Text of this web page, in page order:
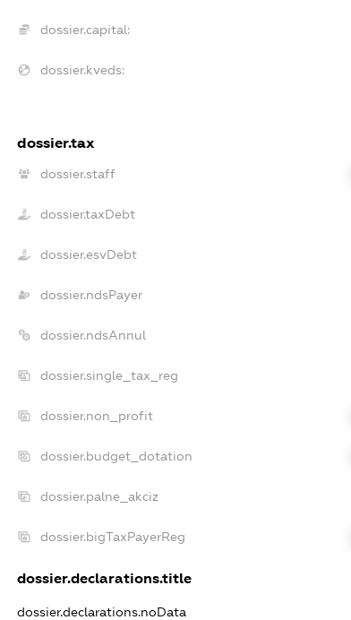
dossier.capital:
dossier.kveds:
dossier.tax
dossier.staff
dossier.taxDebt
dossier.esvDebt
dossier.ndsPayer
dossier.ndsAnnul
dossier.single_tax_reg
dossier.non_profit
dossier.budget_dotation
dossier.palne_akciz
dossier.bigTaxPayerReg
dossier.declarations.title
dossier.declarations.noData